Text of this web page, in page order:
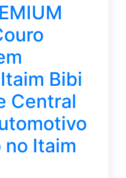
Bibi
Central
no Itaim